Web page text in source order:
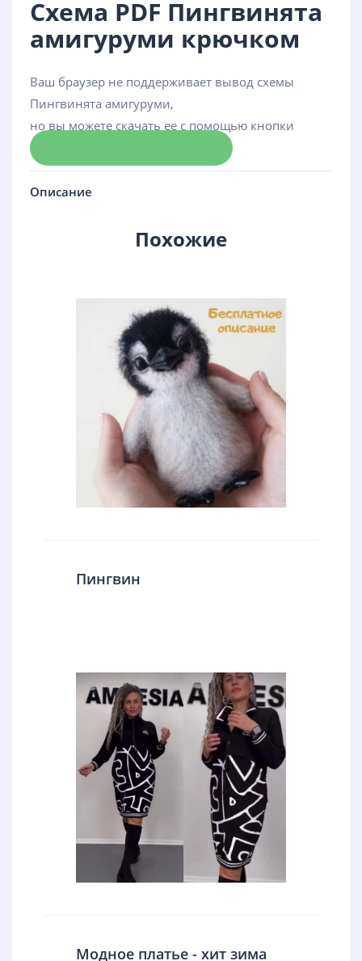
Схема PDF Пингвинята
амигуруми крючком
Ваш браузер не поддерживает вывод схемы
Пингвинята амигуруми,
но вы можете скачать ее с помощью кнопки
Описание
Похожие
Пингвин
Модное платье - хит зима